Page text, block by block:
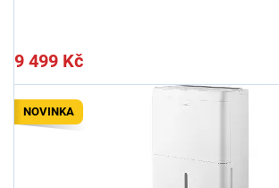
9 499 Kč
NOVINKA